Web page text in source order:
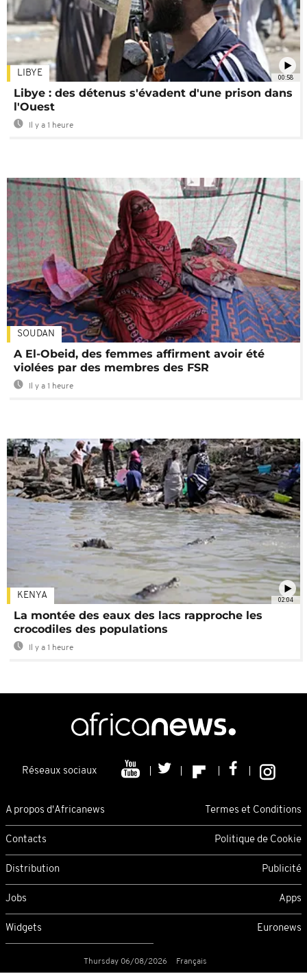
00:58
LIBYE
Libye : des détenus s'évadent d'une prison dans
l'Ouest
Il y a 1 heure
SOUDAN
A El-Obeid, des femmes affirment avoir été
violées par des membres des FSR
Il y a 1 heure
02:04
KENYA
La montée des eaux des lacs rapproche les
crocodiles des populations
Il y a 1 heure
Réseaux sociaux
A propos d'Africanews Termes et Conditions
Contacts Politique de Cookie
Distribution Publicité
Jobs Apps
Widgets Euronews
Thursday 06/08/2026